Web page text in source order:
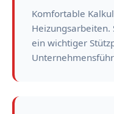
Komfortable
Heizungsarbeiten.
ein wichtiger